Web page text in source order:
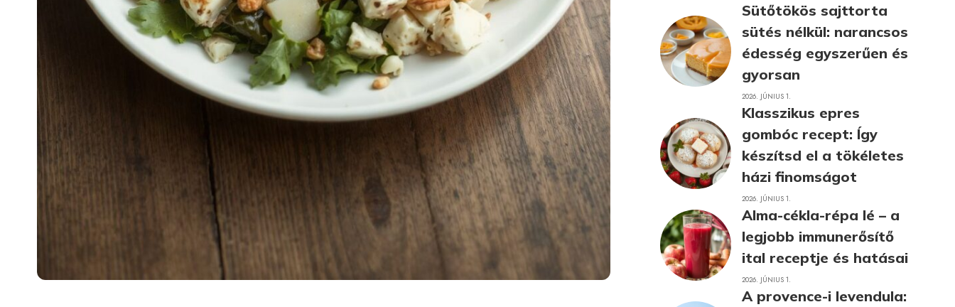
Sütőtökös sajttorta
sütés nélkül: narancsos
édesség egyszerűen és
gyorsan
2026. JÚNIUS 1.
Klasszikus epres
gombóc recept: Így
készítsd el a tökéletes
házi finomságot
2026. JÚNIUS 1.
Alma-cékla-répa lé – a
legjobb immunerősítő
ital receptje és hatásai
2026. JÚNIUS 1.
A provence-i levendula: